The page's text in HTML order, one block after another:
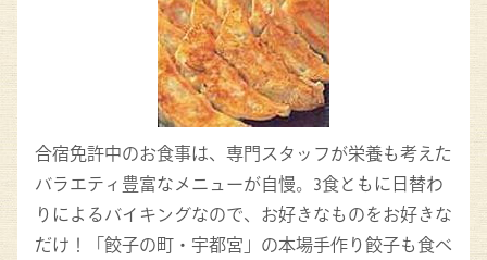
合宿免許中のお食事は、専門スタッフが栄養も考えた
バラエティ豊富なメニューが自慢。3食ともに日替わ
りによるバイキングなので、お好きなものをお好きな
だけ！「餃子の町・宇都宮」の本場手作り餃子も食べ